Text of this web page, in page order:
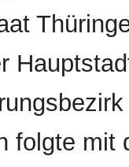
folgte mit